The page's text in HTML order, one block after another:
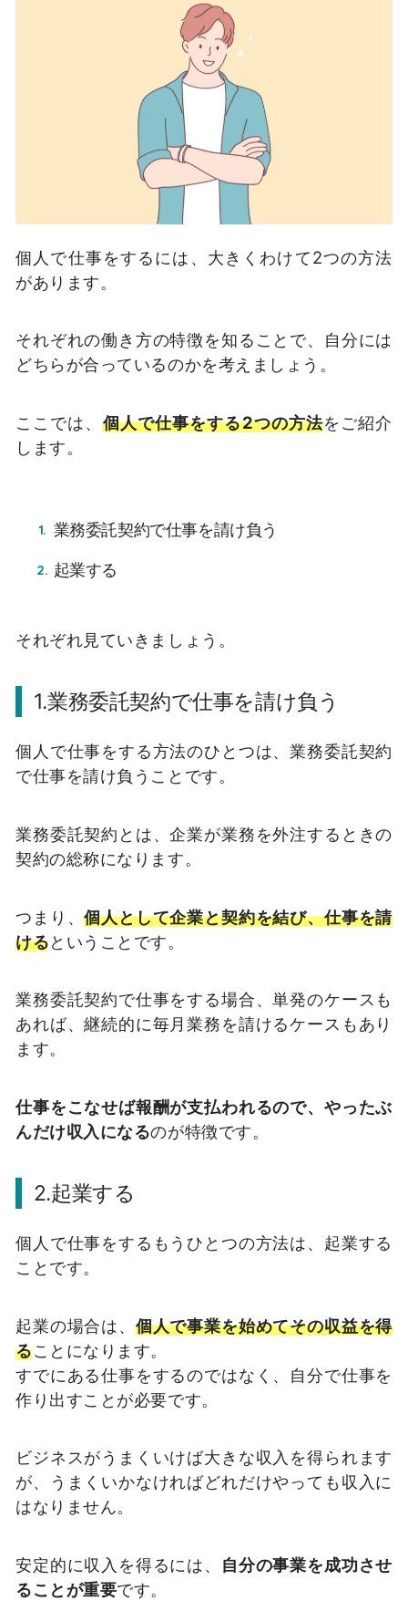
個人で仕事をするには、大きくわけて2つの方法
があります。
それぞれの働き方の特徴を知ることで、自分には
どちらが合っているのかを考えましょう。
ここでは、 個人で仕事をする2つの方法をご紹介
します。
業務委託契約で仕事を請け負う
起業する
それぞれ見ていきましょう。
1.業務委託契約で仕事を請け負う
個人で仕事をする方法のひとつは、業務委託契約
で仕事を請け負うことです。
業務委託契約とは、企業が業務を外注するときの
契約の総称になります。
つまり、個人として企業と契約を結び、仕事を請
けるということです。
業務委託契約で仕事をする場合、単発のケースも
あれば、継続的に毎月業務を請けるケースもあり
ます。
仕事をこなせば報酬が支払われるので、やったぶ
んだけ収入になるのが特徴です。
2.起業する
個人で仕事をするもうひとつの方法は、起業する
ことです。
起業の場合は、 個人で事業を始めてその収益を得
ることになります。
すでにある仕事をするのではなく、自分で仕事を
作り出すことが必要です。
ビジネスがうまくいけば大きな収入を得られます
が、うまくいかなければどれだけやっても収入に
はなりません。
安定的に収入を得るには、 自分の事業を成功させ
ることが重要です。